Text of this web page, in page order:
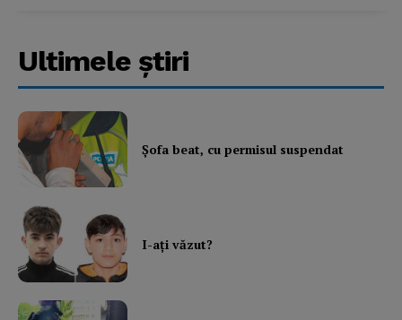
Ultimele ştiri
Şofa beat, cu permisul suspendat
I-aţi văzut?